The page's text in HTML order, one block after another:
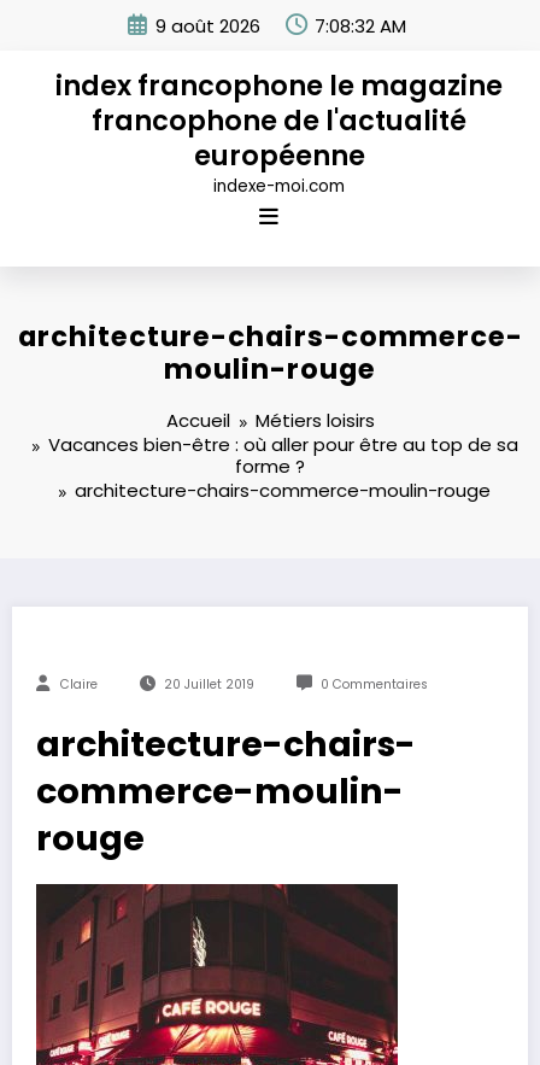
9 août 2026 7:08:33 AM
index francophone le magazine
francophone de l'actualité
européenne
indexe-moi.com
architecture-chairs-commerce-
moulin-rouge
Accueil
Métiers loisirs
Vacances bien-être : où aller pour être au top de sa
forme ?
architecture-chairs-commerce-moulin-rouge
Claire 20 Juillet 2019 0 Commentaires
architecture-chairs-
commerce-moulin-
rouge